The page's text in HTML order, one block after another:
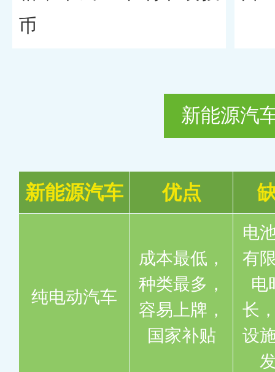
币
新能源汽
新能源汽车 优点
纯电动汽车
成本最低，
种类最多，
容易上牌，
国家补贴
电
有
电
长
设